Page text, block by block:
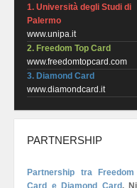
1. Università degli Studi di
Palermo
www.unipa.it
2. Freedom Top Card
www.freedomtopcard.com
3. Diamond Card
www.diamondcard.it
PARTNERSHIP
Partnership tra Freedom
Card e Diamond Card.